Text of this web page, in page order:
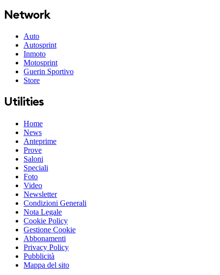
Network
Auto
Autosprint
Inmoto
Motosprint
Guerin Sportivo
Store
Utilities
Home
News
Anteprime
Prove
Saloni
Speciali
Foto
Video
Newsletter
Condizioni Generali
Nota Legale
Cookie Policy
Gestione Cookie
Abbonamenti
Privacy Policy
Pubblicità
Mappa del sito